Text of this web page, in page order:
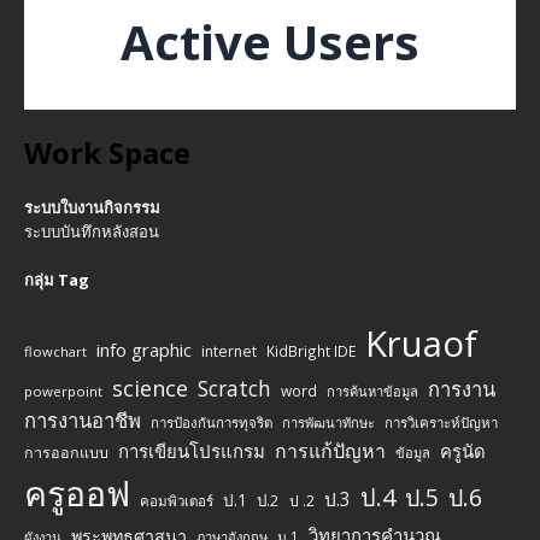
Active Users
Work Space
ระบบใบงานกิจกรรม
ระบบบันทึกหลังสอน
กลุ่ม Tag
flowchart info graphic internet KidBright IDE Kruaof
powerpoint science Scratch word การค้นหาข้อมูล
การงาน
การงานอาชีพ
การป้องกันการทุจริต การพัฒนาทักษะ การวิเคราะห์ปัญหา
การออกแบบ การเขียนโปรแกรม การแก้ปัญหา ข้อมูล ครูนัด
ครูออฟ คอมพิวเตอร์ ป.1 ป.2 ป .2 ป.3 ป.4 ป.5 ป.6